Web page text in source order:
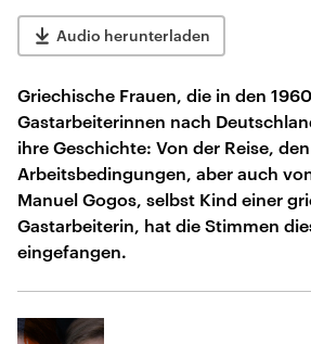
Audio herunterladen
Griechische Frauen, die in den
Gastarbeiterinnen nach
ihre Geschichte: Von der Reise, den
Arbeitsbedingungen, aber auch
Manuel Gogos, selbst Kind einer
Gastarbeiterin, hat die Stimmen
eingefangen.